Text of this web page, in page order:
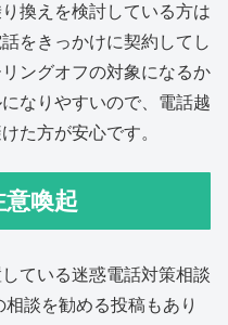
換えを検討している方は
をきっかけに契約してし
ングオフの対象になるか
なりやすいので、電話越
た方が安心です。
喚起
ている迷惑電話対策相談
談を勧める投稿もあり